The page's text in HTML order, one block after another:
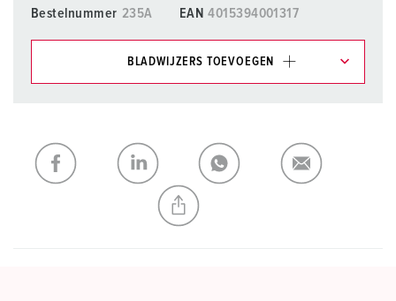
Bestelnummer 235A EAN 4015394001317
BLADWIJZERS TOEVOEGEN
Mijn lijst TOEVOEGEN
NIEUW LIJST MAKEN